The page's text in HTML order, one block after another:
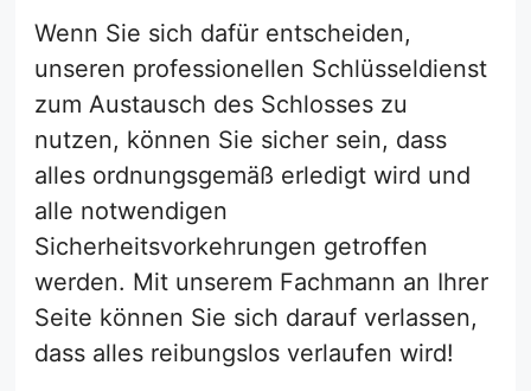
Wenn Sie sich dafür entscheiden,
unseren professionellen Schlüsseldienst
zum Austausch des Schlosses zu
nutzen, können Sie sicher sein, dass
alles ordnungsgemäß erledigt wird und
alle notwendigen
Sicherheitsvorkehrungen getroffen
werden. Mit unserem Fachmann an Ihrer
Seite können Sie sich darauf verlassen,
dass alles reibungslos verlaufen wird!